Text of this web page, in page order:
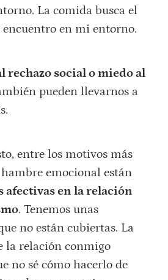
La comida busca el
en mi entorno.
rechazo social o miedo al
pueden llevarnos a
entre los motivos más
emocional están
afectivas en la relación
. Tenemos unas
no están cubiertas. La
la relación conmigo
no sé cómo hacerlo de